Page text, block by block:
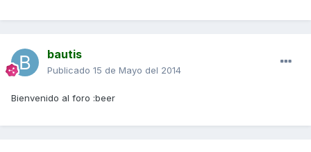
bautis
Publicado 15 de Mayo del 2014
Bienvenido al foro :beer